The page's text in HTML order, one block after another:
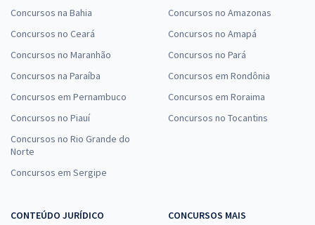
Concursos na Bahia
Concursos no Ceará
Concursos no Maranhão
Concursos na Paraíba
Concursos em Pernambuco
Concursos no Piauí
Concursos no Rio Grande do
Norte
Concursos em Sergipe
Concursos no Amazonas
Concursos no Amapá
Concursos no Pará
Concursos em Rondônia
Concursos em Roraima
Concursos no Tocantins
CONTEÚDO JURÍDICO
CONCURSOS MAIS